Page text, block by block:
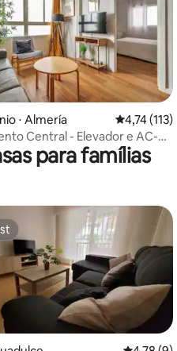
de 5, 88 avaliações
⋅ Almería 4,74 de
4,74 (113)
Central - Elevador e AC-
para famílias